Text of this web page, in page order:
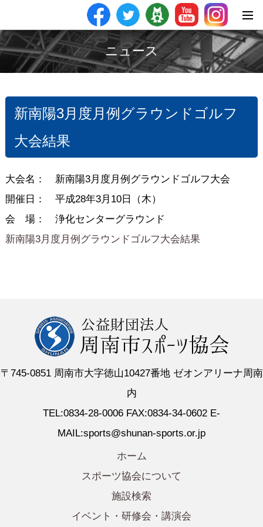
ニュース
新南陽3月度月例グラウンドゴルフ
大会結果
大会名： 新南陽3月度月例グラウンドゴルフ大会
開催日： 平成28年3月10日（木）
会 場： 浄化センターグラウンド
新南陽3月度月例グラウンドゴルフ大会結果
〒745-0851 周南市大字徳山10427番地 ゼオンアリーナ周南
内
TEL:0834-28-0006 FAX:0834-34-0602 E-
MAIL:sports@shunan-sports.or.jp
ホーム
スポーツ協会について
施設検索
イベント・研修会・講演会